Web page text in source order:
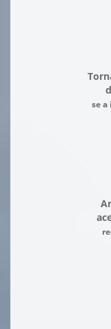
se a